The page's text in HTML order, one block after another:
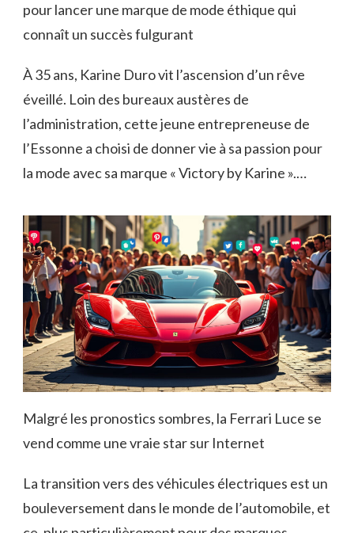
pour lancer une marque de mode éthique qui
connaît un succès fulgurant
À 35 ans, Karine Duro vit l’ascension d’un rêve
éveillé. Loin des bureaux austères de
l’administration, cette jeune entrepreneuse de
l’Essonne a choisi de donner vie à sa passion pour
la mode avec sa marque « Victory by Karine ».…
Malgré les pronostics sombres, la Ferrari Luce se
vend comme une vraie star sur Internet
La transition vers des véhicules électriques est un
bouleversement dans le monde de l’automobile, et